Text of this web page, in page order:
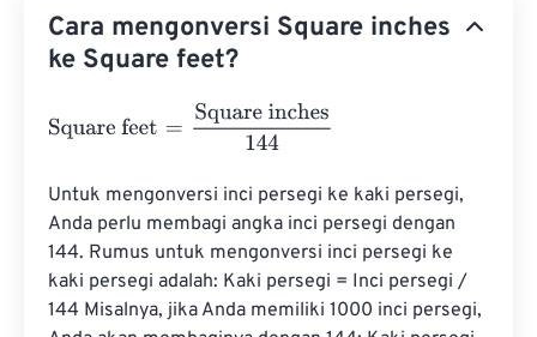
Cara mengonversi Square inches
ke Square feet?
Square feet = Square inches144
Untuk mengonversi inci persegi ke kaki persegi,
Anda perlu membagi angka inci persegi dengan
144. Rumus untuk mengonversi inci persegi ke
kaki persegi adalah: Kaki persegi = Inci persegi /
144 Misalnya, jika Anda memiliki 1000 inci persegi,